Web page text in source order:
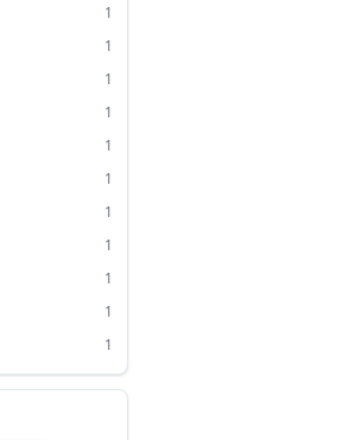
1
1
1
1
1
1
1
1
1
1
1